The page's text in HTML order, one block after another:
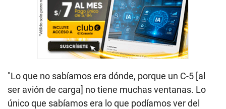
"Lo que no sabíamos era dónde, porque un C-5 [al
ser avión de carga] no tiene muchas ventanas. Lo
único que sabíamos era lo que podíamos ver del